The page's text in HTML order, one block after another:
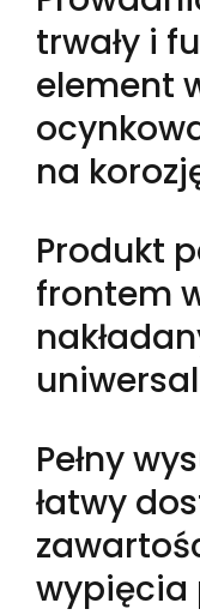
trwały i
element
na
Produkt
frontem
Pełny
łatwy
wypięcia